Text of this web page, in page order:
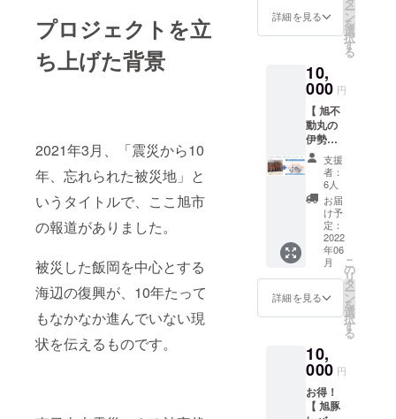
プロジェクトを立
ち上げた背景
2021年3月、「震災から10
年、忘れられた被災地」と
いうタイトルで、ここ旭市
の報道がありました。
被災した飯岡を中心とする
海辺の復興が、10年たって
もなかなか進んでいない現
状を伝えるものです。
は、
ちょっ
ぴり高
価なも
のの1点
買いも
可能か
もしれ
ませ
ん。
※送料・
消費税
込み ※
宅配便
でお届
けいた
しま
す。 ※
集 ″忘
れられ
地”
『旭』
→12月
より随
時発送
ます。
・しら
す亭昼
めし旅
（海の
幸お食
事券）
→12月
以降
メール
か郵送
にてご
予約方
法等詳
細をご
案内い
たしま
す。
「写真
れられ
た被災
地”
『旭』&
しらす
地”
『旭』
・「大
和牛焼
肉セッ
ト →12
月より
随時発
送いた
しま
す。
しい海
を見渡
す。 テ
ラス席
は、花
火大会
も最高
の眺め
です。
食事
は、花
火大会
スペ
シャル
ニュー
『ク
ラッキ
ン キッ
チン』
＋ドリ
み放
題。
（ク
ラッキ
ン キッ
＞ １．
必要書
ただき
ます。
２．道
具の扱
いやス
エット
スーツ
の着方
など
レッス
ン ３．
海での
ルール
説明
５．浜
で練習
で練習
７．終
了！(今
後に繋
がる振
登り窯
もじっ
いただ
けま
す。 作
品は、
後日職
人が責
任を
持って
丁寧に
乾燥・
焼き上
げの工
程を行
い完成
品をご
配送い
たしま
けの、
世界に
一つの
作品を
手にす
物です
にはお
値打ち
ばかり
です。
使って
良し、
飾って
良し、
おもて
なしに
良しな
お値打
ち品の
おまか
合わせ
となり
で現地
に足を
運びお
好きに
詰合せ
大地の
飯岡メ
ロン。
果肉が
しっか
りして
いるの
に
ジュー
シーな
品種
「タカ
ミ」
は、最
初の栽
培地で
もある
飯岡周
ら「貴
味」の
知られ
ていま
られた
被災地”
『旭』1
シャイ
ンマス
カット
のお届
けコー
スで
す。 千
葉県九
十九里
の温暖
な気
候。 た
かの果
樹園は
メロン
栽培
（貴味
り、今
では、
旭市で
は珍し
いぶど
詳細を見る ー
ン
を
選
択
す
る
10,
000 円
【 旭不
動丸の
伊勢海
老＆写
真集 ″
忘れら
れた被
災地”
『旭』
集 "忘れ
られた
被災地”
『旭』1
冊＋獲
れたて
老のお
届け
コース
です。
不動丸
支援
者：
6人
お届
け予
定：
2022
年06
月
詳細を見る
こ
の
リ
タ
ー
ン
を
選
択
す
る
10,
000 円
お得！
【 旭豚